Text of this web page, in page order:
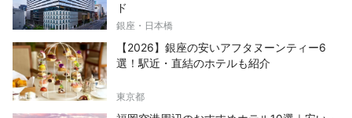
ド
銀座・日本橋
【2026】銀座の安いアフタヌーンティー6
選！駅近・直結のホテルも紹介
東京都